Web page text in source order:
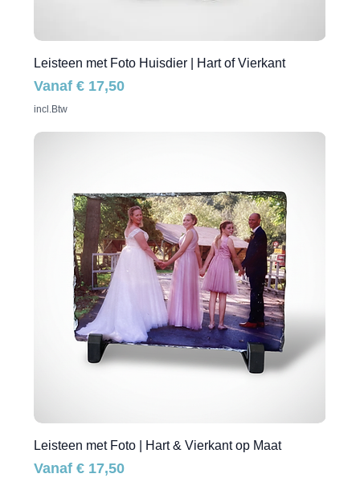
Leisteen met Foto Huisdier | Hart of Vierkant
Vanaf€ 17,50
Verkoopprijs
incl.Btw
Leisteen met Foto | Hart & Vierkant op Maat
Vanaf€ 17,50
Verkoopprijs